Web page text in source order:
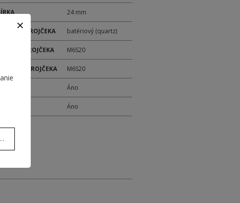
24 mm
POHON STROJČEKA batériový (quartz)
MODEL STROJČEKA M6S20
KALIBER STROJČEKA M6S20
Áno
Áno